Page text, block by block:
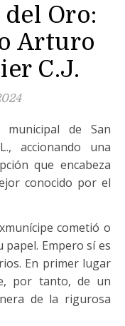
Oro:
Arturo
C.J.
accionando una
que encabeza
conocido por el
cometió o
Empero sí es
En primer lugar
por tanto, de un
de la rigurosa